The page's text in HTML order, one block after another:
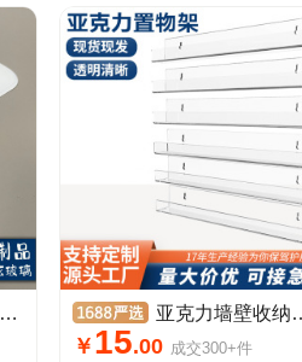
亚克力墙壁收纳架浴室壁挂置物架首饰化妆品指甲油透明展示架批发
￥ 15.00 成交300+件